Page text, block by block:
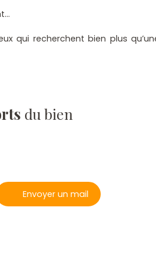
qui recherchent bien plus
du bien
Envoyer un mail